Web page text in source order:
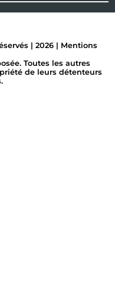
| 2026 | Mentions
Toutes les autres
de leurs détenteurs